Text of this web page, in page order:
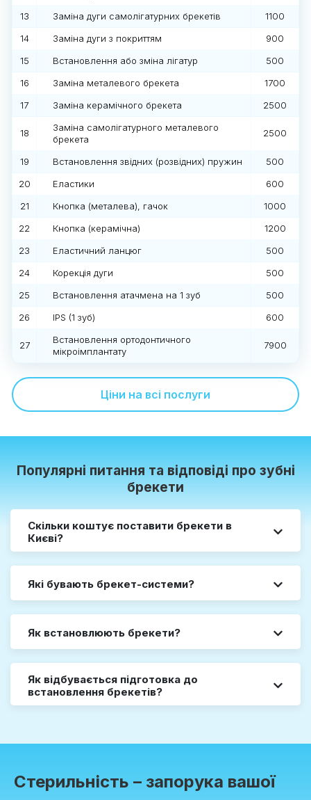
13
Заміна дуги самолігатурних брекетів
1100
14
Заміна дуги з покриттям
900
15
Встановлення або зміна лігатур
500
16
Заміна металевого брекета
1700
17
Заміна керамічного брекета 2500
18
Заміна самолігатурного металевого
брекета
2500
19 Встановлення звідних (розвідних) пружин
500
20
Еластики
600
21
Кнопка (металева), гачок
1000
22
Кнопка (керамічна)
1200
23
Еластичний ланцюг
500
24
Корекція дуги
500
25
Встановлення атачмена на 1 зуб
500
26
IPS (1 зуб) 600
27
Встановлення ортодонтичного
мікроімплантату
7900
Ціни на всі послуги
Популярні питання та відповіді про зубні
брекети
Скільки коштує поставити брекети в
Києві?
Які бувають брекет-системи?
Як встановлюють брекети?
Як відбувається підготовка до
встановлення брекетів?
Стерильність – запорука вашої